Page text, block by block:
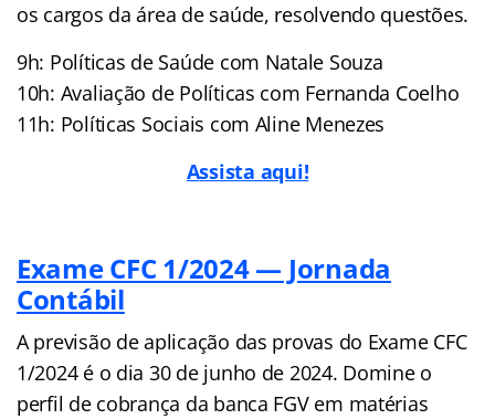
os cargos da área de saúde, resolvendo questões.
9h: Políticas de Saúde com Natale Souza
10h: Avaliação de Políticas com Fernanda Coelho
11h: Políticas Sociais com Aline Menezes
Assista aqui!
Exame CFC 1/2024 — Jornada
Contábil
A previsão de aplicação das provas do Exame CFC
1/2024 é o dia 30 de junho de 2024. Domine o
perfil de cobrança da banca FGV em matérias